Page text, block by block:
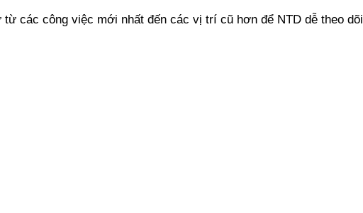
các công việc mới nhất đến các vị trí cũ hơn để NTD dễ theo